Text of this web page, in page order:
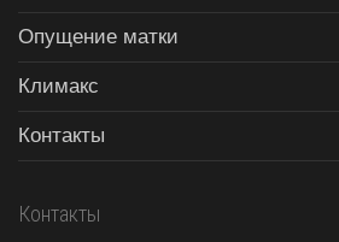
Опущение матки
Климакс
Контакты
Контакты